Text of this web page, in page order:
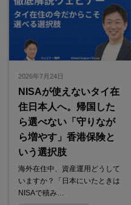
2026年7月24日
NISAが使えないタイ在
住日本人へ。帰国した
ら選べない「守りなが
ら増やす」香港保険と
いう選択肢
海外在住中、資産運用どうして
いますか？「日本にいたときは
NISAで積み…